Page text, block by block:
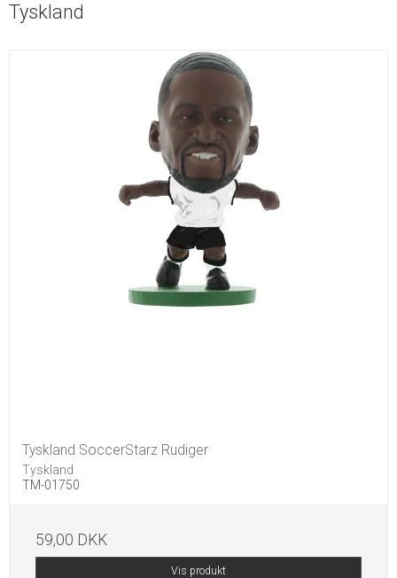
Tyskland
Tyskland SoccerStarz Rudiger
Tyskland
TM-01750
59,00 DKK
Vis produkt